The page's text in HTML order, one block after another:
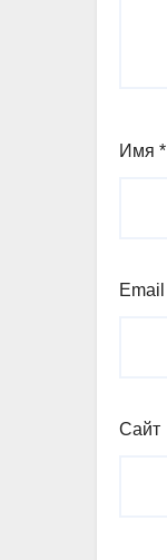
Имя *
Email
Сайт